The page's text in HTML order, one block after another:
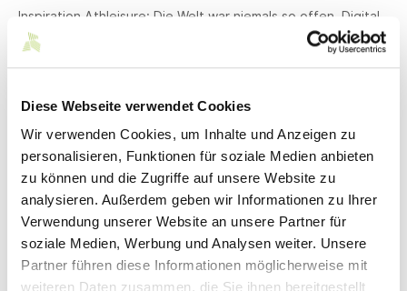
Diese Webseite verwendet Cookies
Wir verwenden Cookies, um Inhalte und Anzeigen zu
personalisieren, Funktionen für soziale Medien anbieten
zu können und die Zugriffe auf unsere Website zu
analysieren. Außerdem geben wir Informationen zu Ihrer
Verwendung unserer Website an unsere Partner für
soziale Medien, Werbung und Analysen weiter. Unsere
Partner führen diese Informationen möglicherweise mit
weiteren Daten zusammen, die Sie ihnen bereitgestellt
Inspiration Athleisure: Die Welt war niemals so offen. Digital
und physisch zugleich – in einem Zustand konstanter
Bewegung. Von Ort zu Ort, von heiß zu kalt, von hell zu
dunkel. Mode und Designs sind motiviert von
Vielschichtigkeit und Flexibilität: Ideen- Fragmente fügen
der Mode. Sportliche und klassische Elemente werden
innovativ interpretiert, kombiniert und verarbeitet. Looks
sind modern, multifunktional und von höchstem Komfort.
21 junge Kreative des Abschlussjahrgangs der Staatlichen
Modeschule Stuttgart entwickeln Ideen und entwerfen
Kollektionen. HUGO BOSS juriert und prämiert die Arbeiten
mit Preisgeldern.